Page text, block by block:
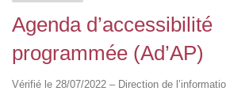
Agenda d’accessibilité
programmée (Ad’AP)
Vérifié le 28/07/2022 – Direction de